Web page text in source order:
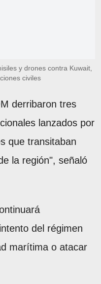
y drones contra Kuwait,
civiles
derribaron tres
lanzados por
que transitaban
la región", señaló
del régimen
marítima o atacar